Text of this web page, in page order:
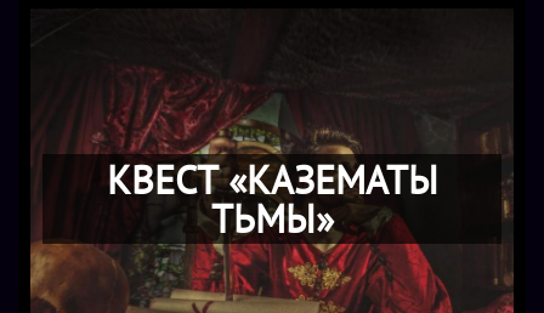
КВЕСТ «КАЗЕМАТЫ
ТЬМЫ»